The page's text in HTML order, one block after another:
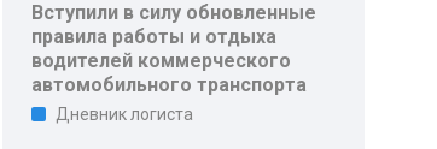
Вступили в силу обновленные
правила работы и отдыха
водителей коммерческого
автомобильного транспорта
Дневник логиста